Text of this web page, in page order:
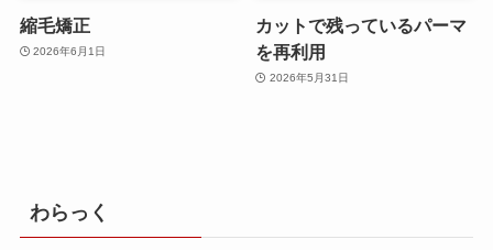
縮毛矯正
2026年6月1日
カットで残っているパーマ
を再利用
2026年5月31日
わらっく